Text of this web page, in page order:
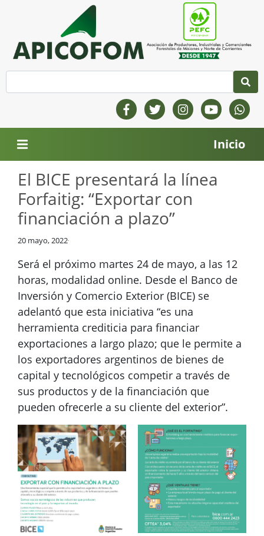
Inicio
El BICE presentará la línea
Forfaitig: “Exportar con
financiación a plazo”
20 mayo, 2022
Será el próximo martes 24 de mayo, a las 12
horas, modalidad online. Desde el Banco de
Inversión y Comercio Exterior (BICE) se
adelantó que esta iniciativa “es una
herramienta crediticia para financiar
exportaciones a largo plazo; que le permite a
los exportadores argentinos de bienes de
capital y tecnológicos competir a través de
sus productos y de la financiación que
pueden ofrecerle a su cliente del exterior”.